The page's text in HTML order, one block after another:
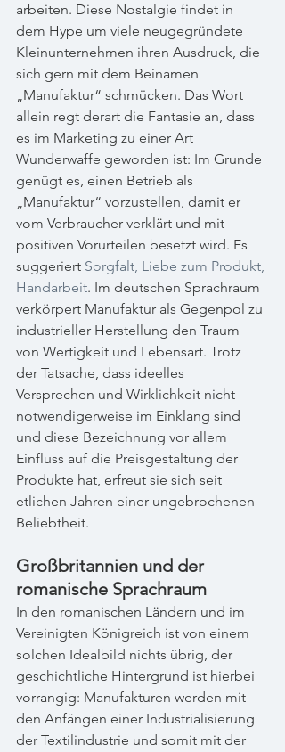
arbeiten. Diese Nostalgie findet in
dem Hype um viele neugegründete
Kleinunternehmen ihren Ausdruck, die
sich gern mit dem Beinamen
„Manufaktur“ schmücken. Das Wort
allein regt derart die Fantasie an, dass
es im Marketing zu einer Art
Wunderwaffe geworden ist: Im Grunde
genügt es, einen Betrieb als
„Manufaktur“ vorzustellen, damit er
vom Verbraucher verklärt und mit
positiven Vorurteilen besetzt wird. Es
suggeriert Sorgfalt, Liebe zum Produkt,
Handarbeit. Im deutschen Sprachraum
verkörpert Manufaktur als Gegenpol zu
industrieller Herstellung den Traum
von Wertigkeit und Lebensart. Trotz
der Tatsache, dass ideelles
Versprechen und Wirklichkeit nicht
notwendigerweise im Einklang sind
und diese Bezeichnung vor allem
Einfluss auf die Preisgestaltung der
Produkte hat, erfreut sie sich seit
etlichen Jahren einer ungebrochenen
Beliebtheit.
Großbritannien und der
romanische Sprachraum
In den romanischen Ländern und im
Vereinigten Königreich ist von einem
solchen Idealbild nichts übrig, der
geschichtliche Hintergrund ist hierbei
vorrangig: Manufakturen werden mit
den Anfängen einer Industrialisierung
der Textilindustrie und somit mit der